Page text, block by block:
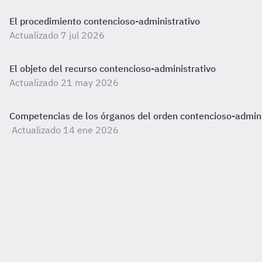
El procedimiento contencioso-administrativo
Actualizado 7 jul 2026
El objeto del recurso contencioso-administrativo
Actualizado 21 may 2026
Competencias de los órganos del orden contencioso-
Actualizado 14 ene 2026